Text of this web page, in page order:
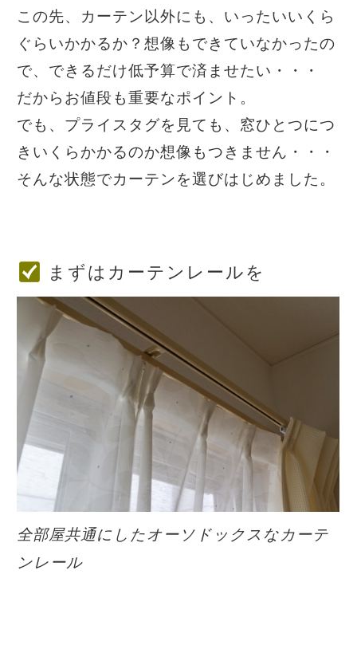
この先、カーテン以外にも、いったいいくら
ぐらいかかるか？想像もできていなかったの
で、できるだけ低予算で済ませたい・・・
だからお値段も重要なポイント。
でも、プライスタグを見ても、窓ひとつにつ
きいくらかかるのか想像もつきません・・・
そんな状態でカーテンを選びはじめました。
まずはカーテンレールを
全部屋共通にしたオーソドックスなカーテ
ンレール